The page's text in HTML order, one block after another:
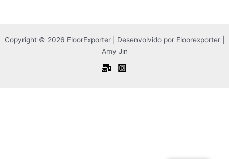
Copyright © 2026 FloorExporter | Desenvolvido por Floorexporter |
Amy Jin